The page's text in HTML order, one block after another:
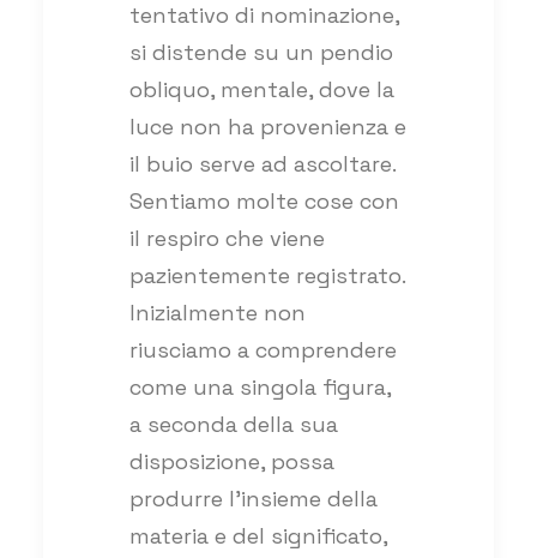
tentativo di nominazione,
si distende su un pendio
obliquo, mentale, dove la
luce non ha provenienza e
il buio serve ad ascoltare.
Sentiamo molte cose con
il respiro che viene
pazientemente registrato.
Inizialmente non
riusciamo a comprendere
come una singola figura,
a seconda della sua
disposizione, possa
produrre l’insieme della
materia e del significato,